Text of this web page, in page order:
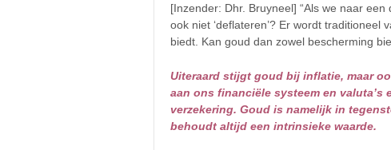
[Inzender: Dhr. Bruyneel] “Als we naar
ook niet ‘deflateren’? Er wordt
biedt. Kan goud dan zowel bescherming
Uiteraard stijgt goud bij inflatie, maar
aan ons financiële systeem en
verzekering. Goud is namelijk in
behoudt altijd een intrinsieke waarde.